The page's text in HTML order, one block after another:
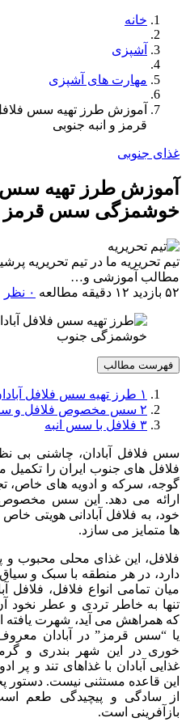
خانه
آشپزی
مهارت های آشپزی
آموزش طرز تهیه سس
قرمز و انبه جنوبی
غذای جنوبی
آموزش طرز تهیه سس
خوشمزگی سس قرمز و
تیم تحریریه ما در تیم تحریریه
مطالب آموزشی و…
۵۲ بازدید
۱۲ دقیقه مطالعه ۰ نظر
فهرست مطالب
۱ طرز تهیه سس فلافل
۲ سس مخصوص فلافل و
۳ فلافل با سس انبه
سس فلافل آبادان، چاشنی بی
فلافل های جنوب ایران را تکمیل
گوجه، سرکه و ادویه های خاص،
ارائه می دهد. این سس
خود، به فلافل آبادانی هویتی
ها متمایز می سازد.
فلافل، این غذای محلی محبوب و
دارد، در هر منطقه با سبک و
میان تمامی انواع فلافل، فلافل
تنها به خاطر تردی و عطر
که همراهش می آید، شهرت
یا “سس قرمز” در آبادان
خوری در این شهر بندری و
غذایی آبادان با غذاهای تند و پر
این قاعده مستثنی نیست. دستور
از سادگی و پیچیدگی طعم
بازآفرینی است.